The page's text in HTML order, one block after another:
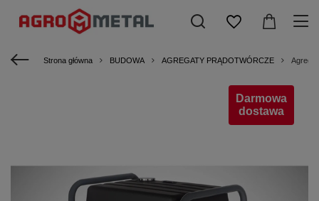
Strona główna BUDOWA AGREGATY PRĄDOTWÓRCZE
Darmowa
dostawa